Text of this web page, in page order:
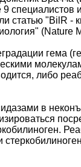
статью "BilR -
(Nature
гема
либо
в